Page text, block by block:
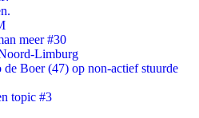
meer #30
Limburg
Boer (47) op non-actief stuurde
topic #3